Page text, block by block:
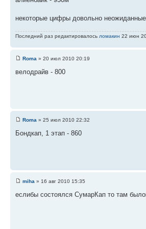
некоторые цифры довольно неожиданные
Последний раз редактировалось ломакин 22 июн
Roma » 20 июл 2010 20:19
велодрайв - 800
Roma » 25 июл 2010 22:32
Бондкап, 1 этап - 860
miha » 16 авг 2010 15:35
еслибы состоялся СумарКап то там